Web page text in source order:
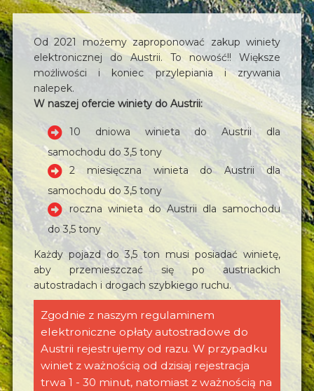
Od 2021 możemy zaproponować zakup winiety
elektronicznej do Austrii. To nowość!! Większe
możliwości i koniec przylepiania i zrywania
nalepek.
W naszej ofercie winiety do Austrii:
10 dniowa winieta do Austrii dla
samochodu do 3,5 tony
2 miesięczna winieta do Austrii dla
samochodu do 3,5 tony
roczna winieta do Austrii dla samochodu
do 3,5 tony
Każdy pojazd do 3,5 ton musi posiadać winietę,
aby przemieszczać się po austriackich
autostradach i drogach szybkiego ruchu.
Zgodnie z naszym regulaminem
elektroniczne opłaty autostradowe do
Austrii rejestrujemy od razu. W przypadku
winiet z ważnością od dzisiaj rejestracja
trwa 1 - 30 minut, natomiast z ważnością na